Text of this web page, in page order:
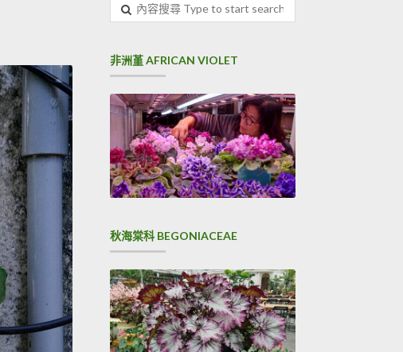
容
尋
非洲堇 AFRICAN VIOLET
秋海棠科 BEGONIACEAE